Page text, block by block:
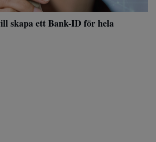
skapa ett Bank-ID för hela